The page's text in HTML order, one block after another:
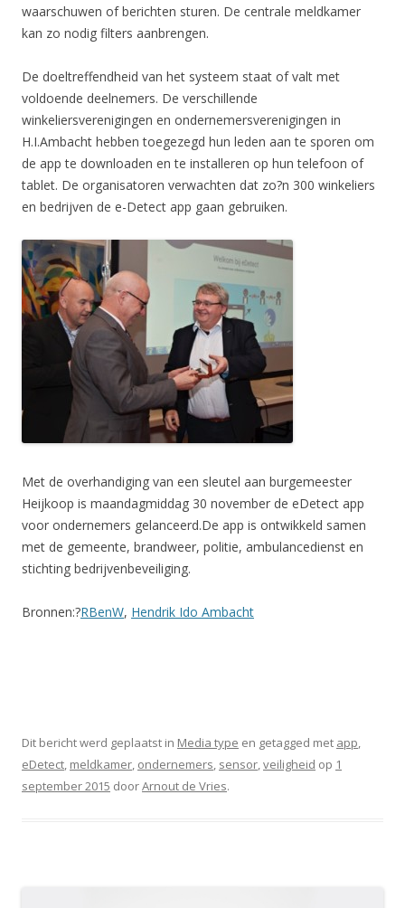
waarschuwen of berichten sturen. De centrale meldkamer
kan zo nodig filters aanbrengen.
De doeltreffendheid van het systeem staat of valt met
voldoende deelnemers. De verschillende
winkeliersverenigingen en ondernemersverenigingen in
H.I.Ambacht hebben toegezegd hun leden aan te sporen om
de app te downloaden en te installeren op hun telefoon of
tablet. De organisatoren verwachten dat zo?n 300 winkeliers
en bedrijven de e-Detect app gaan gebruiken.
Met de overhandiging van een sleutel aan burgemeester
Heijkoop is maandagmiddag 30 november de eDetect app
voor ondernemers gelanceerd.De app is ontwikkeld samen
met de gemeente, brandweer, politie, ambulancedienst en
stichting bedrijvenbeveiliging.
Bronnen:?RBenW, Hendrik Ido Ambacht
Dit bericht werd geplaatst in Media type en getagged met app,
eDetect, meldkamer, ondernemers, sensor,veiligheid op 1
september 2015 doorArnout de Vries.